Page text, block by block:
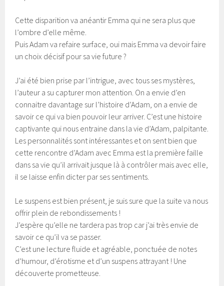
Cette disparition va anéantir Emma qui ne sera plus que
l’ombre d’elle même.
Puis Adam va refaire surface, oui mais Emma va devoir faire
un choix décisif pour sa vie future ?
J’ai été bien prise par l’intrigue, avec tous ses mystères,
l’auteur a su capturer mon attention. On a envie d’en
connaitre davantage sur l’histoire d’Adam, on a envie de
savoir ce qui va bien pouvoir leur arriver. C’est une histoire
captivante qui nous entraine dans la vie d’Adam, palpitante.
Les personnalités sont intéressantes et on sent bien que
cette rencontre d’Adam avec Emma est la première faille
dans sa vie qu’il arrivait jusque là à contrôler mais avec elle,
il se laisse enfin dicter par ses sentiments.
Le suspens est bien présent, je suis sure que la suite va nous
offrir plein de rebondissements !
J’espère qu’elle ne tardera pas trop car j’ai très envie de
savoir ce qu’il va se passer.
C’est une lecture fluide et agréable, ponctuée de notes
d’humour, d’érotisme et d’un suspens attrayant ! Une
découverte prometteuse.